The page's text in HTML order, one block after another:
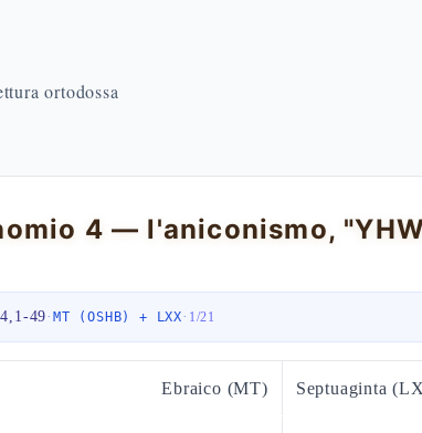
ortodossa
49·MT (OSHB) + LXX· 1/21
Ebraico (MT) Septuaginta